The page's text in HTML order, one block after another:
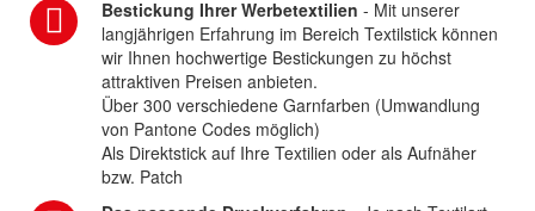
Bestickung Ihrer Werbetextilien - Mit unserer
langjährigen Erfahrung im Bereich Textilstick können
wir Ihnen hochwertige Bestickungen zu höchst
attraktiven Preisen anbieten.
Über 300 verschiedene Garnfarben (Umwandlung
von Pantone Codes möglich)
Als Direktstick auf Ihre Textilien oder als Aufnäher
bzw. Patch